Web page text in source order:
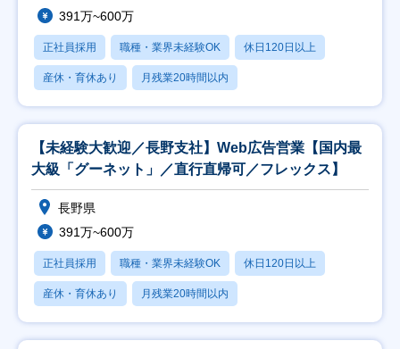
391万~600万
正社員採用 職種・業界未経験OK 休日120日以上
産休・育休あり 月残業20時間以内
【未経験大歓迎／長野支社】Web広告営業【国内最
大級「グーネット」／直行直帰可／フレックス】
長野県
391万~600万
正社員採用 職種・業界未経験OK 休日120日以上
産休・育休あり 月残業20時間以内